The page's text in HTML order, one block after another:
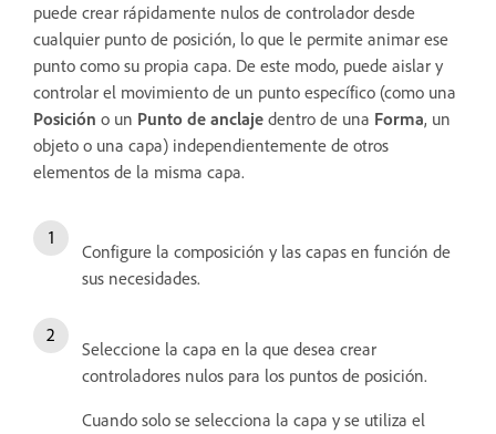
puede crear rápidamente nulos de controlador desde
cualquier punto de posición, lo que le permite animar ese
punto como su propia capa. De este modo, puede aislar y
controlar el movimiento de un punto específico (como una
Posición o un Punto de anclaje dentro de una Forma, un
objeto o una capa) independientemente de otros
elementos de la misma capa.
Configure la composición y las capas en función de
sus necesidades.
Seleccione la capa en la que desea crear
controladores nulos para los puntos de posición.
Cuando solo se selecciona la capa y se utiliza el